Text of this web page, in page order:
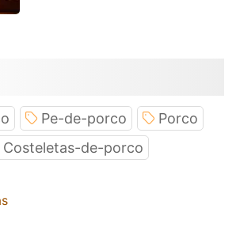
Pe-de-porco
Porco
Costeletas-de-porco